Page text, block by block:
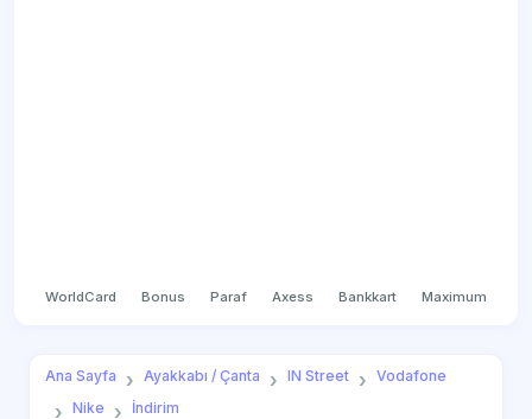
WorldCard Bonus Paraf Axess Bankkart Maximum
Ana Sayfa Ayakkabı / Çanta IN Street
Vodafone
Nike
İndirim